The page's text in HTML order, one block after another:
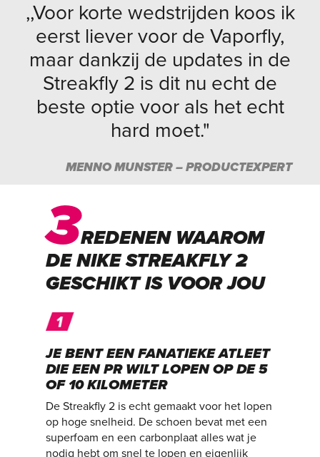
,,Voor korte wedstrijden koos ik
eerst liever voor de Vaporfly,
maar dankzij de updates in de
Streakfly 2 is dit nu echt de
beste optie voor als het echt
hard moet."
MENNO MUNSTER – PRODUCTEXPERT
3REDENEN WAAROM
DE NIKE STREAKFLY 2
GESCHIKT IS VOOR JOU
JE BENT EEN FANATIEKE ATLEET
DIE EEN PR WILT LOPEN OP DE 5
OF 10 KILOMETER
De Streakfly 2 is echt gemaakt voor het lopen
op hoge snelheid. De schoen bevat met een
superfoam en een carbonplaat alles wat je
nodig hebt om snel te lopen en eigenlijk